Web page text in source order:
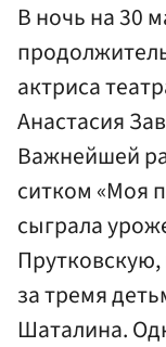
В ночь на 30
актриса
Анастасия
Важнейшей
ситком «Моя
сыграла
за тремя
Шаталина.